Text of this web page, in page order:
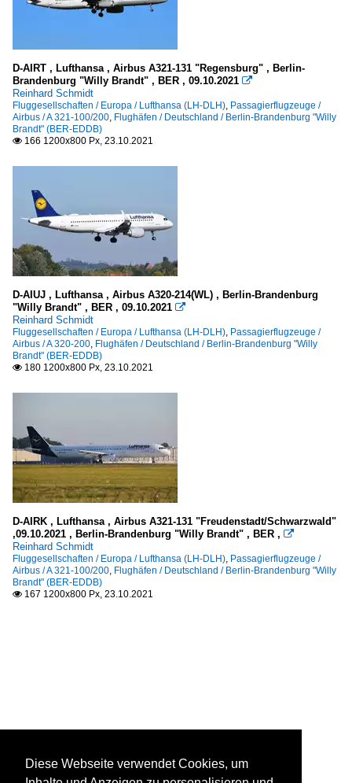
D-AIRT , Lufthansa , Airbus A321-131 "Regensburg" , Berlin-
Brandenburg "Willy Brandt" , BER , 09.10.2021 
Reinhard Schmidt
Fluggesellschaften / Europa / Lufthansa (LH-DLH), Passagierflugzeuge /
Airbus / A 321-100/200, Flughäfen / Deutschland / Berlin-Brandenburg "Willy
Brandt" (BER-EDDB)
 166 1200x800 Px, 23.10.2021
D-AIUJ , Lufthansa , Airbus A320-214(WL) , Berlin-Brandenburg
"Willy Brandt" , BER , 09.10.2021 
Reinhard Schmidt
Fluggesellschaften / Europa / Lufthansa (LH-DLH), Passagierflugzeuge /
Airbus / A 320-200, Flughäfen / Deutschland / Berlin-Brandenburg "Willy
Brandt" (BER-EDDB)
 180 1200x800 Px, 23.10.2021
D-AIRK , Lufthansa , Airbus A321-131 "Freudenstadt/Schwarzwald"
,09.10.2021 , Berlin-Brandenburg "Willy Brandt" , BER , 
Reinhard Schmidt
Fluggesellschaften / Europa / Lufthansa (LH-DLH), Passagierflugzeuge /
Airbus / A 321-100/200, Flughäfen / Deutschland / Berlin-Brandenburg "Willy
Brandt" (BER-EDDB)
 167 1200x800 Px, 23.10.2021
Diese Webseite verwendet Cookies, um